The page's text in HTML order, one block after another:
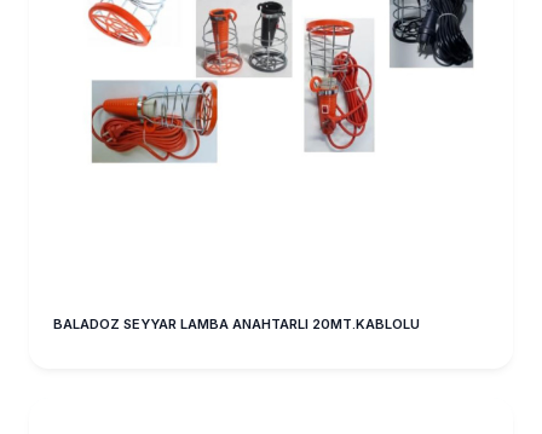
BALADOZ SEYYAR LAMBA ANAHTARLI 20MT.KABLOLU